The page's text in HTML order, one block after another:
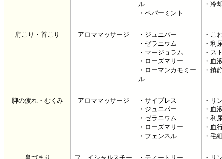
ル
・ペパーミント
・冷
肩こり・首こり アロママッサージ
・ジュニパー
・ゼラニウム
・マージョラム
・ローズマリー
・ローマンカモミー
ル
・こ
・利
・ス
・血
・鎮
脚の疲れ・むくみ アロママッサージ
・サイプレス
・ジュニパー
・ゼラニウム
・ローズマリー
・フェンネル
・リ
・血
・利
・血
・毛
鼻づまり
フェイシャルスチー
・ティートリー
・リ